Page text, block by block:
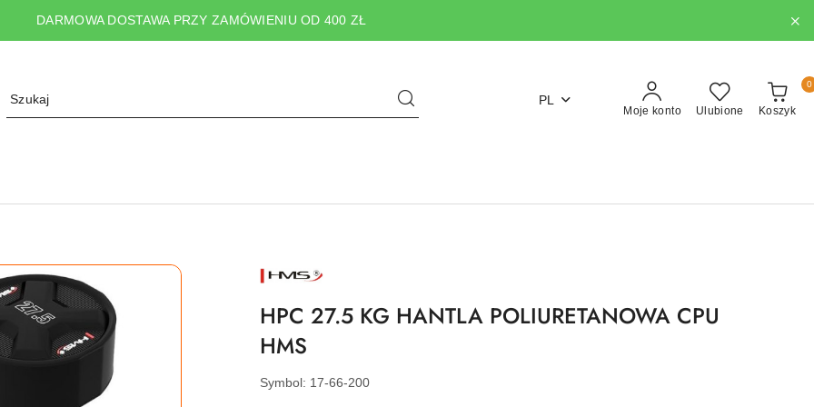
DARMOWA DOSTAWA PRZY ZAMÓWIENIU OD 400 ZŁ
PL
Moje konto Ulubione Koszyk
0
NAZWA
PRODUCENTA:
HPC 27.5 KG HANTLA POLIURETANOWA CPU
HMS
Symbol: 17-66-200